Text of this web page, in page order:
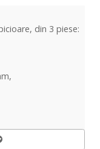
din 3 piese: